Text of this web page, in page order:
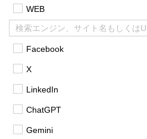
WEB
Facebook
X
LinkedIn
ChatGPT
Gemini